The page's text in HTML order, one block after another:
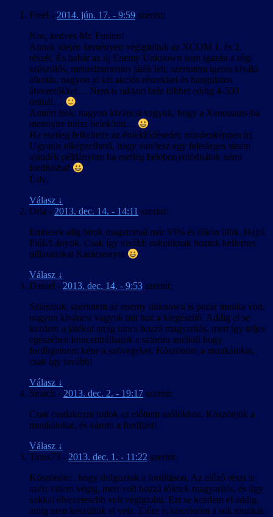
Freel - 2014. jún. 17. - 9:59 szerint:
Nos, kedves Mr. Fusion!
Annak idején keményen végigtoltuk az XCOM 1. és 2.
részét. És habár az új Enemy Unknown nem igazán a régi
szöszölős, menedzsmentes játék lett, szerintem igenis kíváló
alkotás, nagyon jó kis akciós részekkel és hangulatos
átvezetőkkel… Nem is raktam bele többet eddig 4-500
óránál…
Amiért írok: nagyon kíváncsi vagyok, hogy a Xenonauts-ba
mennyire tudsz belekötni…
Ha esetleg felkeltette az érdeklődésedet, mindenképpen írj.
Ugyanis elképzelhető, hogy van/lesz egy felesleges steam
ajándék példányom ha esetleg belebonyolódnátok némi
fordításba!
Üdv.
Válasz ↓
Orla - 2013. dec. 14. - 14:11 szerint:
Emberek alig bírok magammal már 93% és tűkön ülök. Hajrá
Fiúk/Lányok. Csak így tovább sokunknak hoztok kellemes
pillanatokat Karácsonyra
Válasz ↓
Daniel - 2013. dec. 14. - 9:53 szerint:
Sziasztok, szerintem az enemy unknown is pazar munka volt,
nagyon kíváncsi vagyok mit hoz a kiegészítő. Addig el se
kezdem a játékot amíg nincs hozzá magyarítás, mert így teljes
egészében koncentrálhatok a sztorira anélkül hogy
fordítgatnom kéne a szövegeket. Köszönöm a munkátokat,
csak így tovább!
Válasz ↓
Smach - 2013. dec. 2. - 19:17 szerint:
Csak csatlakozni tudok az előttem szólókhoz. Köszönjük a
munkátokat, és várom a fordítást!
Válasz ↓
Tinus73 - 2013. dec. 1. - 11:22 szerint:
Köszönöm , hogy dolgoztok a fordításon. Az előző részt is
azért vittem végig, mert volt hozzá tőletek magyarítás, és úgy
sokkal élvezetesebb volt végigtolni. Ezt se kezdem el addig,
amíg nem készültök el vele. Előre is köszönöm a sok munkát.